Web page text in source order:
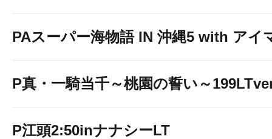
PAスーパー海物語 IN 沖縄5 with アイ
P真・一騎当千～桃園の誓い～
P江頭2:50inナナシーLT